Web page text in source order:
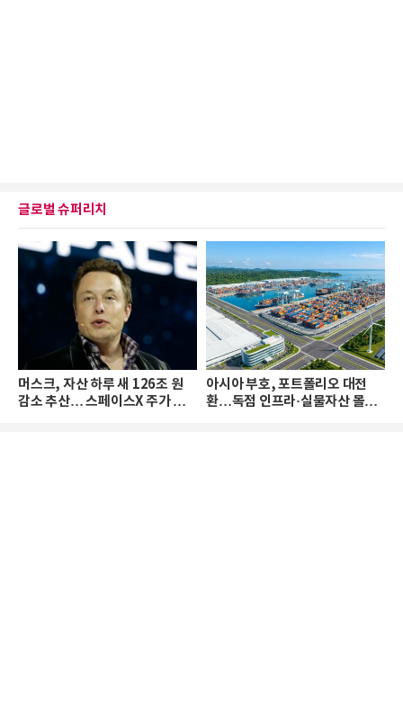
글로벌 슈퍼리치
머스크, 자산 하루 새 126조 원
감소 추산… 스페이스X 주가 하
아시아 부호, 포트폴리오 대전
환…독점 인프라·실물자산 몰린